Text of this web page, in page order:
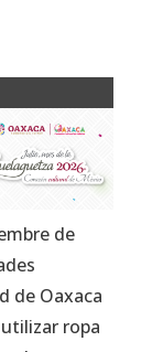
de
de Oaxaca
ropa